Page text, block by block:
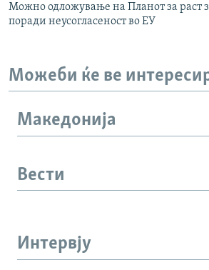
Можно одложување на Планот за раст
поради неусогласеност во ЕУ
Можеби ќе ве
Македонија
Вести
Интервју